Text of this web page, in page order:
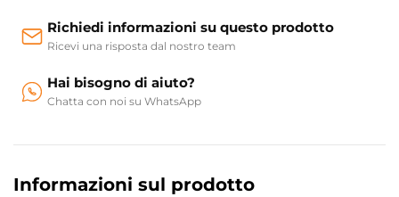
Richiedi informazioni su questo prodotto
Ricevi una risposta dal nostro team
Hai bisogno di aiuto?
Chatta con noi su WhatsApp
Informazioni sul prodotto